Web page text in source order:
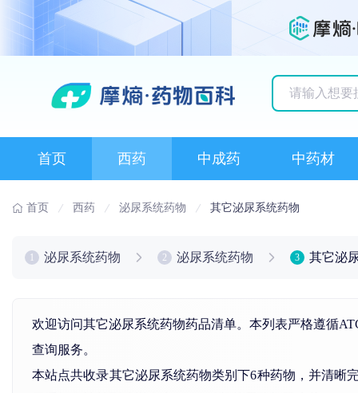
首页 西药 中成药 中药材
首页 西药 泌尿系统药物 其它泌尿系统药物
泌尿系统药物 2 泌尿系统药物 3 其它泌
欢迎访问其它泌尿系统药物药品清单。本列表严格遵循
查询服务。
本站点共收录其它泌尿系统药物类别下6种药物，并清晰